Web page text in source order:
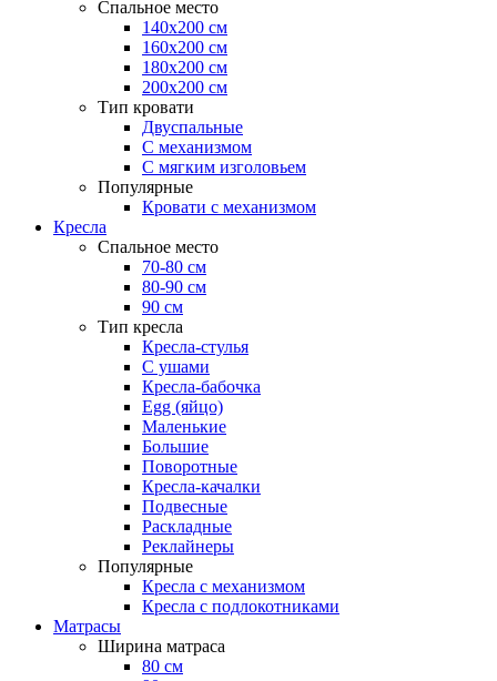
Спальное место
140х200 см
160х200 см
180х200 см
200х200 см
Тип кровати
Двуспальные
С механизмом
С мягким изголовьем
Популярные
Кровати с механизмом
Кресла
Спальное место
70-80 см
80-90 см
90 см
Тип кресла
Кресла-стулья
С ушами
Кресла-бабочка
Egg (яйцо)
Маленькие
Большие
Поворотные
Кресла-качалки
Подвесные
Раскладные
Реклайнеры
Популярные
Кресла с механизмом
Кресла с подлокотниками
Матрасы
Ширина матраса
80 см